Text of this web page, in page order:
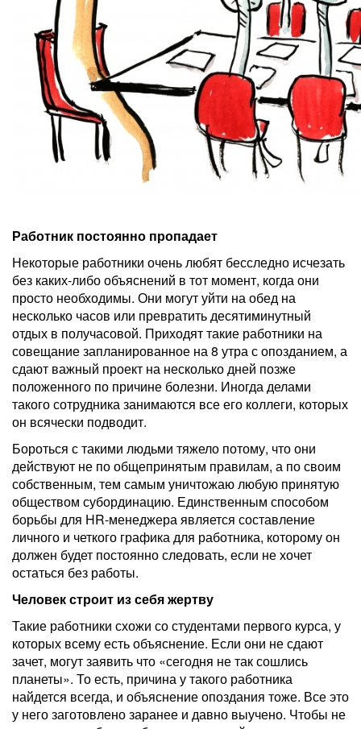
Работник постоянно пропадает
Некоторые работники очень любят бесследно исчезать
без каких-либо объяснений в тот момент, когда они
просто необходимы. Они могут уйти на обед на
несколько часов или превратить десятиминутный
отдых в получасовой. Приходят такие работники на
совещание запланированное на 8 утра с опозданием, а
сдают важный проект на несколько дней позже
положенного по причине болезни. Иногда делами
такого сотрудника занимаются все его коллеги, которых
он всячески подводит.
Бороться с такими людьми тяжело потому, что они
действуют не по общепринятым правилам, а по своим
собственным, тем самым уничтожаю любую принятую
обществом субординацию. Единственным способом
борьбы для HR-менеджера является составление
личного и четкого графика для работника, которому он
должен будет постоянно следовать, если не хочет
остаться без работы.
Человек строит из себя жертву
Такие работники схожи со студентами первого курса, у
которых всему есть объяснение. Если они не сдают
зачет, могут заявить что «сегодня не так сошлись
планеты». То есть, причина у такого работника
найдется всегда, и объяснение опоздания тоже. Все это
у него заготовлено заранее и давно выучено. Чтобы не